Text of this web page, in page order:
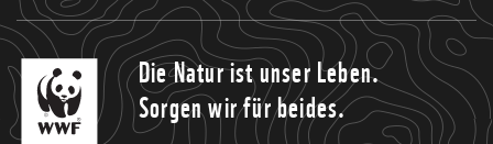
Die Natur ist unser Leben.
Sorgen wir für beides.